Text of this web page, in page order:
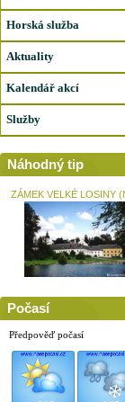
Horská služba
Aktuality
Kalendář akcí
Služby
Náhodný tip
ZÁMEK VELKÉ LOSINY
Počasí
Předpověď počasí